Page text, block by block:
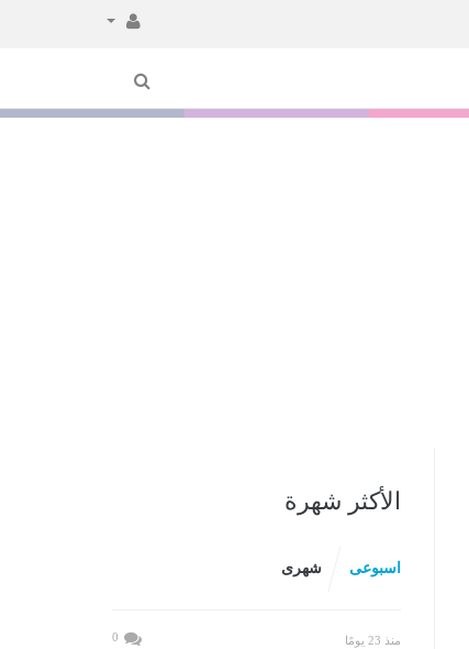
الأكثر شهرة
اسبوعى شهرى
منذ 23 يومًا 0